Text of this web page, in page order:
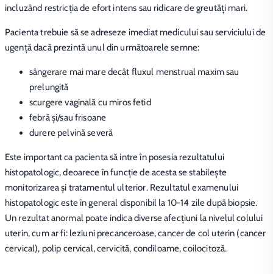
incluzând restricţia de efort intens sau ridicare de greutăţi mari.
Pacienta trebuie să se adreseze imediat medicului sau serviciului de
ugență dacă prezintă unul din următoarele semne:
sângerare mai mare decât fluxul menstrual maxim sau
prelungită
scurgere vaginală cu miros fetid
febră şi/sau frisoane
durere pelvină severă
Este important ca pacienta să intre în posesia rezultatului
histopatologic, deoarece în funcție de acesta se stabilește
monitorizarea și tratamentul ulterior. Rezultatul examenului
histopatologic este în general disponibil la 10-14 zile după biopsie.
Un rezultat anormal poate indica diverse afecțiuni la nivelul colului
uterin, cum ar fi: leziuni precanceroase, cancer de col uterin (cancer
cervical), polip cervical, cervicită, condiloame, coilocitoză.